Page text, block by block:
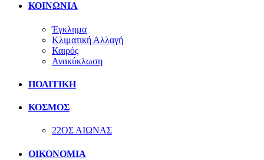
ΚΟΙΝΩΝΙΑ
Έγκλημα
Κλιματική Αλλαγή
Καιρός
Ανακύκλωση
ΠΟΛΙΤΙΚΗ
ΚΟΣΜΟΣ
22ΟΣ ΑΙΩΝΑΣ
ΟΙΚΟΝΟΜΙΑ